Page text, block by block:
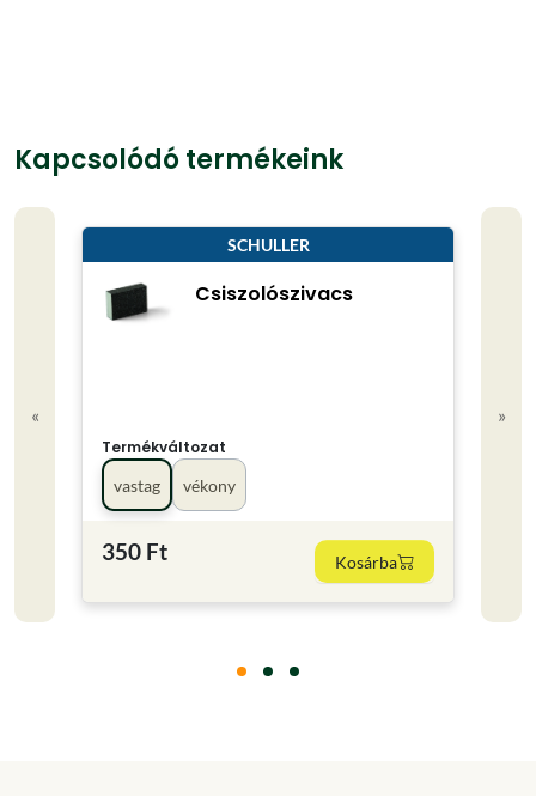
Kapcsolódó termékeink
«
SCHULLER
Csiszolószivacs
Termékváltozat
vastag
vékony
350 Ft Kosárba
»